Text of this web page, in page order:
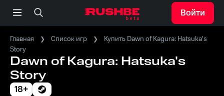
Войти
Главная Список игр
Купить Dawn of Kagura: Hatsuka's
Story
Dawn of Kagura: Hatsuka's
Story
18+